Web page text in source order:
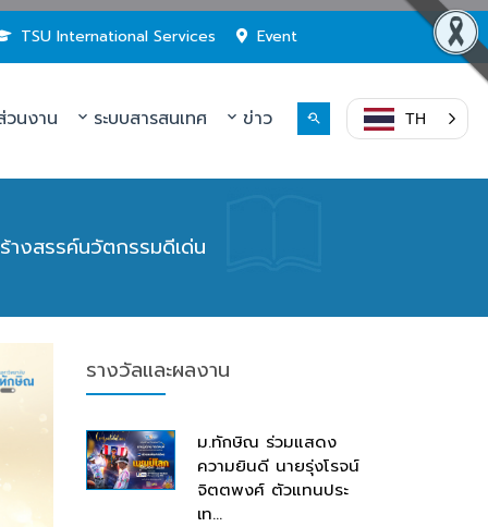
TSU International Services Event
นงาน ระบบสารสนเทศ ข่าว TH
งสรรค์นวัตกรรมดีเด่น
รางวัลและผลงาน
ม.ทักษิณ ร่วมแสดง
ความยินดี นายรุ่งโรจน์
จิตตพงศ์ ตัวแทนประ
เท...